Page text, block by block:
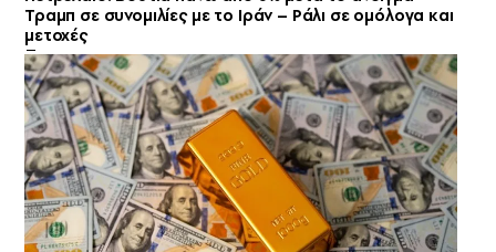
Τραμπ σε συνομιλίες με το Ιράν – Ράλι σε ομόλογα και
μετοχές